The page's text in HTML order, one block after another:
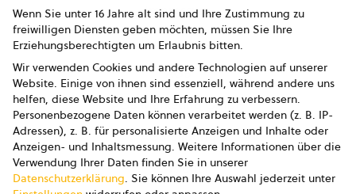
Impressum
Datenschutz
AGB
AGB Marketing GmbH
AGB Bildung
Newsletter
Wenn Sie unter 16 Jahre alt sind und Ihre Zustimmung zu
freiwilligen Diensten geben möchten, müssen Sie Ihre
Erziehungsberechtigten um Erlaubnis bitten.
Wir verwenden Cookies und andere Technologien auf unserer
Website. Einige von ihnen sind essenziell, während andere uns
helfen, diese Website und Ihre Erfahrung zu verbessern.
Personenbezogene Daten können verarbeitet werden (z. B. IP-
Adressen), z. B. für personalisierte Anzeigen und Inhalte oder
Anzeigen- und Inhaltsmessung. Weitere Informationen über die
Verwendung Ihrer Daten finden Sie in unserer
Datenschutzerklärung. Sie können Ihre Auswahl jederzeit unter